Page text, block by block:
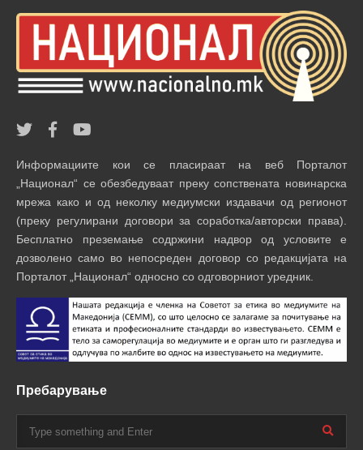
Информациите кои се пласираат на веб Порталот
„Национал“ се обезбедуваат преку сопствената новинарска
мрежа како и од неколку медиумски издавачи од регионот
(преку регулирани договори за соработка/авторски права).
Бесплатно преземање содржини надвор од условите е
дозволено само во непосреден договор со редакцијата на
Порталот „Национал“ односно со одговорниот уредник.
Пребарување